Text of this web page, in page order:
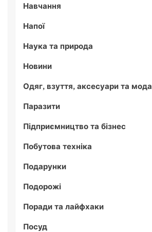
Навчання
Напої
Наука та природа
Новини
Одяг, взуття, аксесуари та мода
Паразити
Підприємництво та бізнес
Побутова техніка
Подарунки
Подорожі
Поради та лайфхаки
Посуд